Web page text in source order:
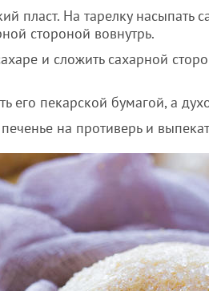
пласт. На тарелку насыпать
стороной вовнутрь.
и сложить сахарной
его пекарской бумагой, а
на противерь и